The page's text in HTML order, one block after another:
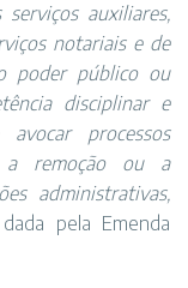
auxiliares,
notariais e de
poder público ou
disciplinar e
processos
a remoção ou a
administrativas,
pela Emenda